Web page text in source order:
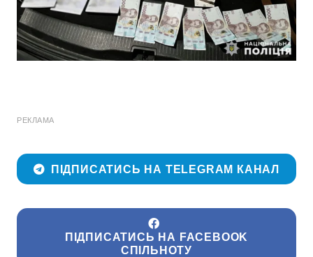
РЕКЛАМА
ПІДПИСАТИСЬ НА TELEGRAM КАНАЛ
ПІДПИСАТИСЬ НА FACEBOOK
СПІЛЬНОТУ